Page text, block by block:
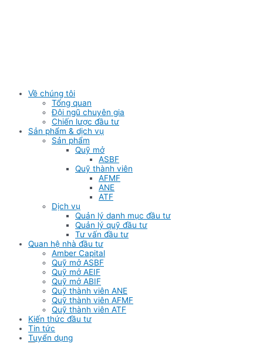
Về chúng tôi
Tổng quan
Đội ngũ chuyên gia
Chiến lược đầu tư
Sản phẩm & dịch vụ
Sản phẩm
Quỹ mở
ASBF
Quỹ thành viên
AFMF
ANE
ATF
Dịch vụ
Quản lý danh mục đầu tư
Quản lý quỹ đầu tư
Tư vấn đầu tư
Quan hệ nhà đầu tư
Amber Capital
Quỹ mở ASBF
Quỹ mở AEIF
Quỹ mở ABIF
Quỹ thành viên ANE
Quỹ thành viên AFMF
Quỹ thành viên ATF
Kiến thức đầu tư
Tin tức
Tuyển dụng